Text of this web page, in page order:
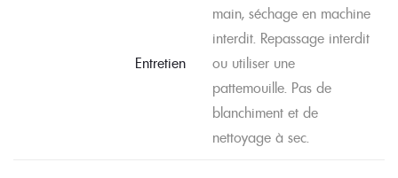
Entretien
main, séchage en machine
interdit. Repassage interdit
ou utiliser une
pattemouille. Pas de
blanchiment et de
nettoyage à sec.